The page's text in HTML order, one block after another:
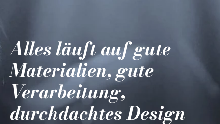
Alles läuft auf gute
Materialien, gute
Verarbeitung,
durchdachtes Design